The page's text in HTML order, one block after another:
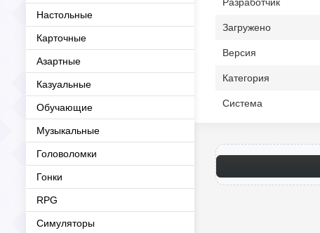
Настольные
Карточные
Азартные
Казуальные
Обучающие
Музыкальные
Головоломки
Гонки
RPG
Симуляторы
Загружено
Версия
Категория
Система